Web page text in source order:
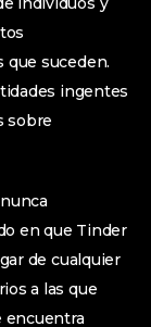
que suceden.
ingentes
sobre
en que Tinder
de cualquier
a las que
encuentra